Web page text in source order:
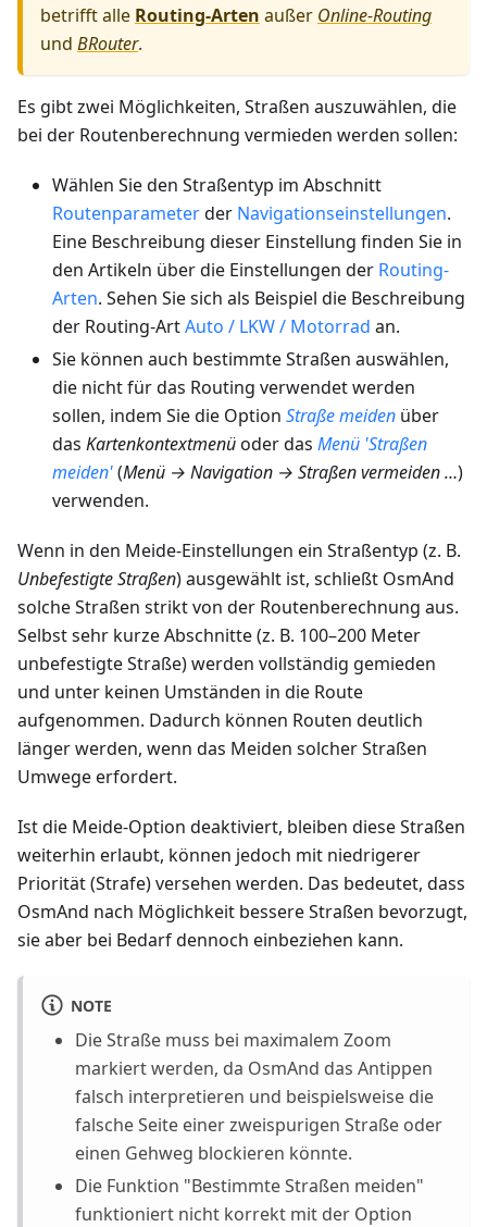
betrifft alle Routing-Arten außer Online-Routing
und BRouter.
Es gibt zwei Möglichkeiten, Straßen auszuwählen, die
bei der Routenberechnung vermieden werden sollen:
Wählen Sie den Straßentyp im Abschnitt
Routenparameterder Navigationseinstellungen.
Eine Beschreibung dieser Einstellung finden Sie in
den Artikeln über die Einstellungen der Routing-
Arten. Sehen Sie sich als Beispiel die Beschreibung
der Routing-ArtAuto / LKW / Motorrad an.
Sie können auch bestimmte Straßen auswählen,
die nicht für das Routing verwendet werden
sollen, indem Sie die Option Straße meiden über
das Kartenkontextmenüoder das Menü 'Straßen
meiden'(Menü → Navigation → Straßen vermeiden …)
verwenden.
Wenn in den Meide-Einstellungen ein Straßentyp (z. B.
Unbefestigte Straßen) ausgewählt ist, schließt OsmAnd
solche Straßen strikt von der Routenberechnung aus.
Selbst sehr kurze Abschnitte (z. B. 100–200 Meter
unbefestigte Straße) werden vollständig gemieden
und unter keinen Umständen in die Route
aufgenommen. Dadurch können Routen deutlich
länger werden, wenn das Meiden solcher Straßen
Umwege erfordert.
Ist die Meide-Option deaktiviert, bleiben diese Straßen
weiterhin erlaubt, können jedoch mit niedrigerer
Priorität (Strafe) versehen werden. Das bedeutet, dass
OsmAnd nach Möglichkeit bessere Straßen bevorzugt,
sie aber bei Bedarf dennoch einbeziehen kann.
NOTE
Die Straße muss bei maximalem Zoom
markiert werden, da OsmAnd das Antippen
falsch interpretieren und beispielsweise die
falsche Seite einer zweispurigen Straße oder
einen Gehweg blockieren könnte.
Die Funktion "Bestimmte Straßen meiden"
funktioniert nicht korrekt mit der Option